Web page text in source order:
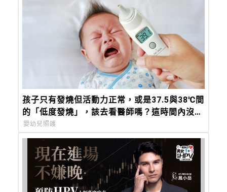
孩子只有發燒但活動力正常，或是37.5與38℃間
的「低度發燒」，該去看醫師嗎？這時間內沒退
燒，必須就醫
嬰幼兒照護